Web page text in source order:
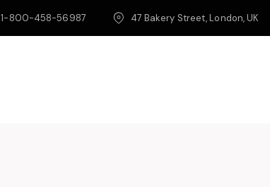
1-800-458-56987 47 Bakery Street, London, UK